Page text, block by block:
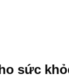
sức